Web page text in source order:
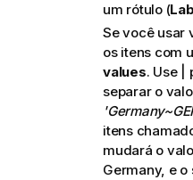
um rótulo (
Se você usar
os itens com
values. Use |
separar o
itens
mudará o
Germany, e o